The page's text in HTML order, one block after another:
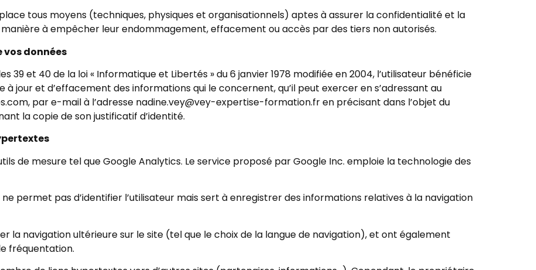
tous moyens (techniques, physiques et organisationnels) aptes à assurer la confidentialité et la
à empêcher leur endommagement, effacement ou accès par des tiers non autorisés.
données
39 et 40 de la loi « Informatique et Libertés » du 6 janvier 1978 modifiée en 2004, l’utilisateur bénéficie
à jour et d’effacement des informations qui le concernent, qu’il peut exercer en s’adressant au
par e-mail à l’adresse nadine.vey@vey-expertise-formation.fr en précisant dans l’objet du
la copie de son justificatif d’identité.
de mesure tel que Google Analytics. Le service proposé par Google Inc. emploie la technologie des
permet pas d’identifier l’utilisateur mais sert à enregistrer des informations relatives à la navigation
la navigation ultérieure sur le site (tel que le choix de la langue de navigation), et ont également
fréquentation.